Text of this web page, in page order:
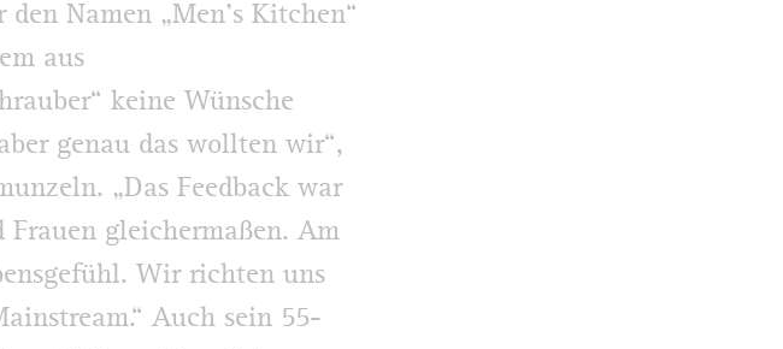
Namen „Men’s Kitchen“
aus
keine Wünsche
genau das wollten wir“,
„Das Feedback war
gleichermaßen. Am
Wir richten uns
Auch sein 55-